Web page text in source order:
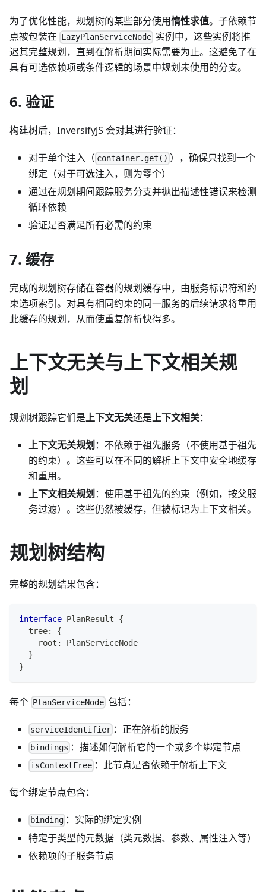
为了优化性能，规划树的某些部分使用惰性求值。子依赖节
点被包装在 LazyPlanServiceNode 实例中，这些实例将推
迟其完整规划，直到在解析期间实际需要为止。这避免了在
具有可选依赖项或条件逻辑的场景中规划未使用的分支。
6. 验证
构建树后，InversifyJS 会对其进行验证：
对于单个注入（ container.get() ），确保只找到一个
绑定（对于可选注入，则为零个）
通过在规划期间跟踪服务分支并抛出描述性错误来检测
循环依赖
验证是否满足所有必需的约束
7. 缓存
完成的规划树存储在容器的规划缓存中，由服务标识符和约
束选项索引。对具有相同约束的同一服务的后续请求将重用
此缓存的规划，从而使重复解析快得多。
上下文无关与上下文相关规
划
规划树跟踪它们是上下文无关还是上下文相关：
上下文无关规划：不依赖于祖先服务（不使用基于祖先
的约束）。这些可以在不同的解析上下文中安全地缓存
和重用。
上下文相关规划：使用基于祖先的约束（例如，按父服
务过滤）。这些仍然被缓存，但被标记为上下文相关。
规划树结构
完整的规划结果包含：
interface PlanResult
{
  tree
:
{
    root
:
PlanServiceNode
}
}
每个 PlanServiceNode 包括：
serviceIdentifier ：正在解析的服务
bindings ：描述如何解析它的一个或多个绑定节点
isContextFree ：此节点是否依赖于解析上下文
每个绑定节点包含：
binding ：实际的绑定实例
特定于类型的元数据（类元数据、参数、属性注入等）
依赖项的子服务节点